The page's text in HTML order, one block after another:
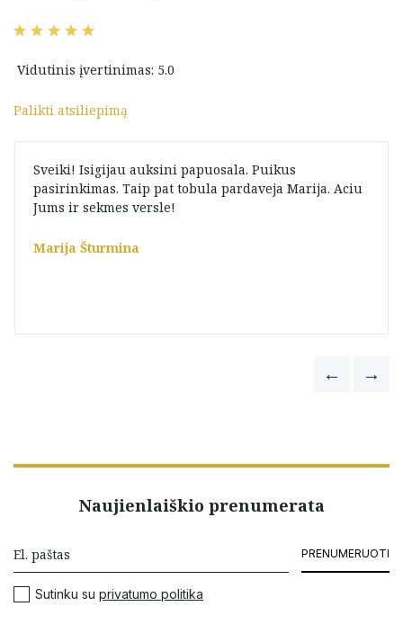
Vidutinis įvertinimas: 5.0
Palikti atsiliepimą
Sveiki! Isigijau auksini papuosala. Puikus
pasirinkimas. Taip pat tobula pardaveja Marija. Aciu
Jums ir sekmes versle!
Marija Šturmina
Naujienlaiškio prenumerata
PRENUMERUOTI
Sutinku su privatumo politika